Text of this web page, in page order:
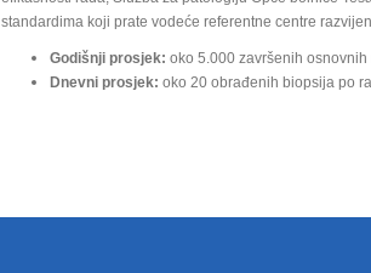
standardima koji prate vodeće referentne centre
Godišnji prosjek: oko 5.000 završenih
Dnevni prosjek: oko 20 obrađenih biopsija po